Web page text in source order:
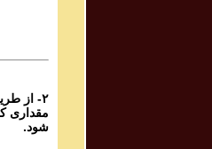
۲- از
مقداری
شود.